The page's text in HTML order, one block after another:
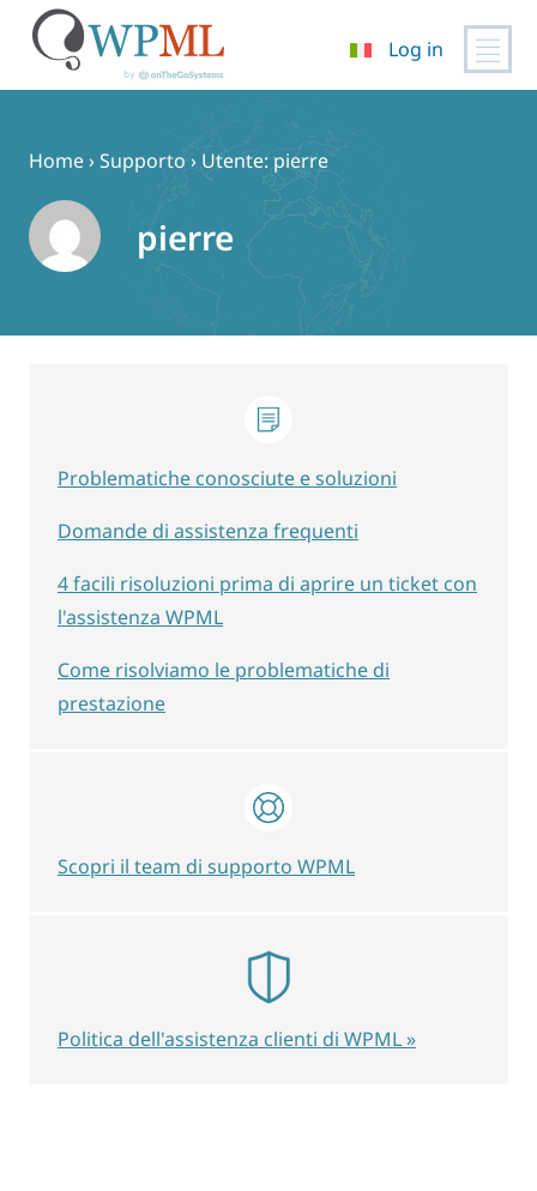
contenuto
Log in
Home›Supporto › Utente: pierre
pierre
Problematiche conosciute e soluzioni
Domande di assistenza frequenti
4 facili risoluzioni prima di aprire un ticket con
l'assistenza WPML
Come risolviamo le problematiche di
prestazione
Scopri il team di supporto WPML
Politica dell'assistenza clienti di WPML »